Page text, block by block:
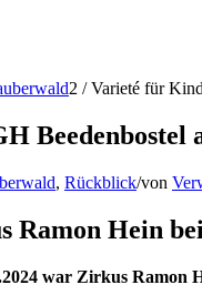
2 / Varieté für
Beedenbostel
, Rückblick/von
Ramon Hein
war Zirkus Ramon